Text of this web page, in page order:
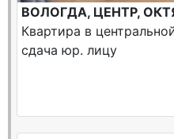
ВОЛОГДА, ЦЕНТР,
Квартира в
сдача юр. лицу